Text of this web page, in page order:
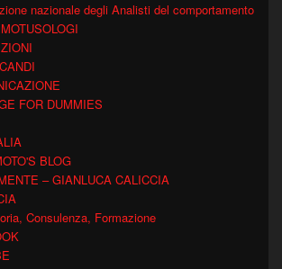
nazionale degli Analisti del comportamento
FOR DUMMIES
BLOG
– GIANLUCA CALICCIA
Consulenza, Formazione